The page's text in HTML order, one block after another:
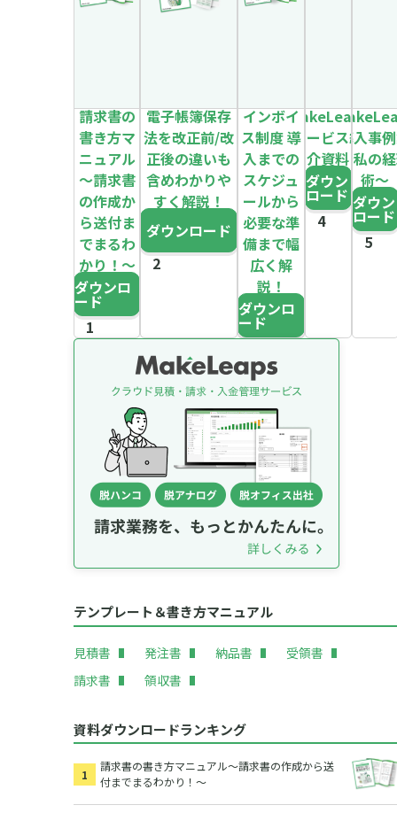
請求書の
書き方マ
ニュアル
～請求書
の作成か
ら送付ま
でまるわ
かり！～
ダウンロ
ード
電子帳簿保存
法を改正前/改
正後の違いも
含めわかりや
すく解説！
ダウンロード
インボイ
ス制度 導
入までの
スケジュ
ールから
必要な準
備まで幅
広く解
説！
ダウンロ
ード
MakeLeaps
サービス紹
介資料
ダウン
ロード
導入事
～私の
術～
ダウン
ロード
テンプレート＆書き方マニュアル
見積書 発注書 納品書
受領書
請求書
領収書
資料ダウンロードランキング
請求書の書き方マニュアル～請求書の作成から送
付までまるわかり！～